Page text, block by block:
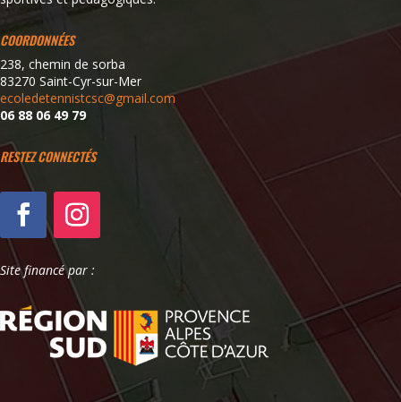
COORDONNÉES
238, chemin de sorba
83270 Saint-Cyr-sur-Mer
ecoledetennistcsc@gmail.com
06 88 06 49 79
RESTEZ CONNECTÉS
Site financé par :